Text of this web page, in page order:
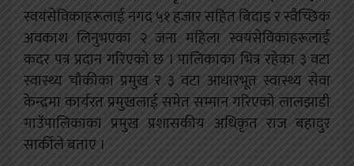
स्वयंसेविकाहरूलाई नगद ५१ हजार सहित बिदाइ र स्वैच्छिक
अवकाश लिनुभएका २ जना महिला स्वयंसेविकाहरूलाई
कदर पत्र प्रदान गरिएको छ । पालिकाका भित्र रहेका ३ वटा
स्वास्थ्य चौकीका प्रमुख र ३ वटा आधारभूत स्वास्थ्य सेवा
केन्द्रमा कार्यरत प्रमुखलाई समेत सम्मान गरिएको लालझाडी
गाउँपालिकाका प्रमुख प्रशासकीय अधिकृत राज बहादुर
सार्कीले बताए ।